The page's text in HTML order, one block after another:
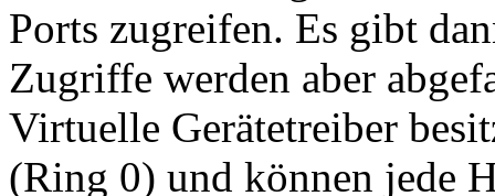
Ports zugreifen. Es gibt
Zugriffe werden aber
Virtuelle Gerätetreiber
(Ring 0) und können jede